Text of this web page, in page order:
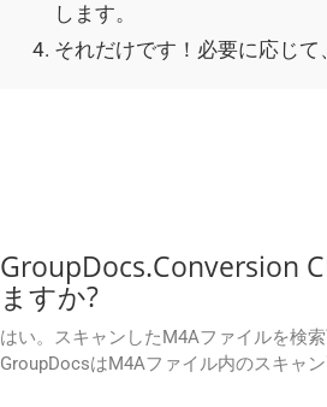
します。
それだけです！必要に応じて
GroupDocs.Conversion
ますか?
はい。スキャンしたM4Aファイルを検
GroupDocsはM4Aファイル内のスキャ